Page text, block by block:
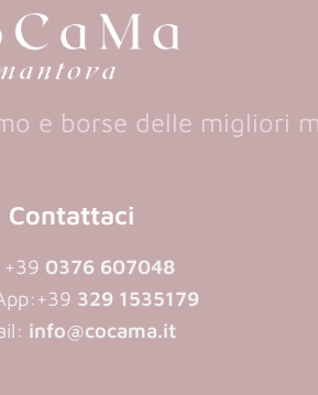
e borse delle migliori
Contattaci
+39 0376 607048
+39 329 1535179
info@cocama.it